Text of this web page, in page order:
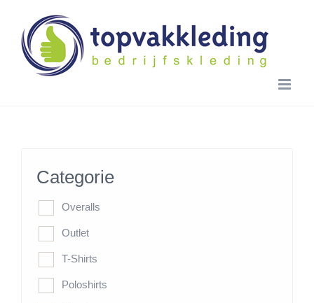
content
Categorie
Overalls
Outlet
T-Shirts
Poloshirts